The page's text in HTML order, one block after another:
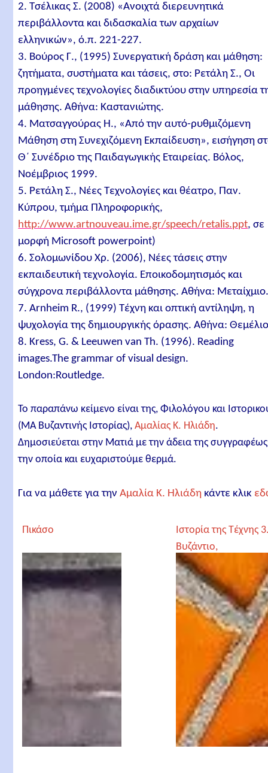
2. Τσέλικας Σ. (2008) «Ανοιχτά διερευνητικά
περιβάλλοντα και διδασκαλία των αρχαίων
ελληνικών», ό.π. 221-227.
3. Βούρος Γ., (1995) Συνεργατική δράση και μάθηση:
ζητήματα, συστήματα και τάσεις, στο: Ρετάλη Σ., Οι
προηγμένες τεχνολογίες διαδικτύου στην υπηρεσία
μάθησης. Αθήνα: Καστανιώτης.
4. Ματσαγγούρας Η., «Από την αυτό-ρυθμιζόμενη
Μάθηση στη Συνεχιζόμενη Εκπαίδευση», εισήγηση
Θ΄ Συνέδριο της Παιδαγωγικής Εταιρείας. Βόλος,
Νοέμβριος 1999.
5. Ρετάλη Σ., Νέες Τεχνολογίες και θέατρο, Παν.
Κύπρου, τμήμα Πληροφορικής,
http://www.artnouveau.ime.gr/speech/retalis.ppt, σε
μορφή Microsoft powerpoint)
6. Σολομωνίδου Χρ. (2006), Νέες τάσεις στην
εκπαιδευτική τεχνολογία. Εποικοδομητισμός και
σύγχρονα περιβάλλοντα μάθησης. Αθήνα:
7. Arnheim R., (1999) Τέχνη και οπτική αντίληψη, η
ψυχολογία της δημιουργικής όρασης. Αθήνα:
8. Kress, G. & Leeuwen van Th. (1996). Reading
images.The grammar of visual design.
London:Routledge.
Το παραπάνω κείμενο είναι της, Φιλολόγου και
(ΜΑ Βυζαντινής Ιστορίας),Αμαλίας Κ. Ηλιάδη.
Δημοσιεύεται στην Ματιά με την άδεια της
την οποία και ευχαριστούμε θερμά.
Για να μάθετε για τηνΑμαλία Κ. Ηλιάδη κάντε κλικ
Πικάσο
Ιστορία της Τέχνης
Βυζάντιο,
Αναγέννηση και
Σύγχρονα Χρόνια